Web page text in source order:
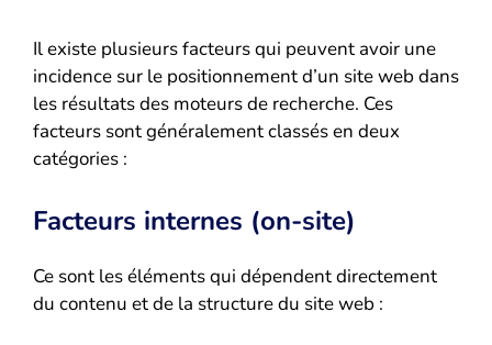
Il existe plusieurs facteurs qui peuvent avoir une
incidence sur le positionnement d’un site web dans
les résultats des moteurs de recherche. Ces
facteurs sont généralement classés en deux
catégories :
Facteurs internes (on-site)
Ce sont les éléments qui dépendent directement
du contenu et de la structure du site web :